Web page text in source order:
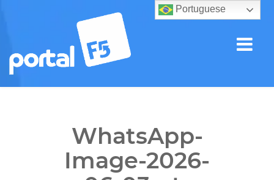
WhatsApp-
Image-2026-
Portuguese